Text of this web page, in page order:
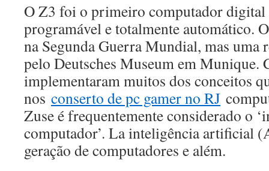
O Z3 foi o primeiro computador
programável e totalmente automático.
na Segunda Guerra Mundial, mas
pelo Deutsches Museum em Munique.
implementaram muitos dos conceitos
nos conserto de pc gamer no RJ
Zuse é frequentemente considerado o
computador’. La inteligência artificial
geração de computadores e além.